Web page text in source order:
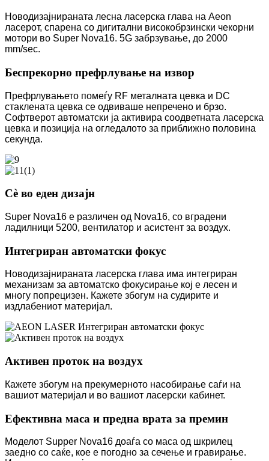
Новодизајнираната лесна ласерска глава на Aeon
ласерот, спарена со дигитални високобрзински чекорни
мотори во Super Nova16. 5G забрзување, до 2000
mm/sec.
Беспрекорно префрлување на извор
Префрлувањето помеѓу RF металната цевка и DC
стаклената цевка се одвиваше непречено и брзо.
Софтверот автоматски ја активира соодветната ласерска
цевка и позиција на огледалото за приближно половина
секунда.
Сè во еден дизајн
Super Nova16 е различен од Nova16, со вградени
ладилници 5200, вентилатор и асистент за воздух.
Интегриран автоматски фокус
Новодизајнираната ласерска глава има интегриран
механизам за автоматско фокусирање кој е лесен и
многу попрецизен. Кажете збогум на судирите и
издлабениот материјал.
Активен проток на воздух
Кажете збогум на прекумерното насобирање саѓи на
вашиот материјал и во вашиот ласерски кабинет.
Ефективна маса и предна врата за премин
Моделот Supper Nova16 доаѓа со маса од шкрилец
заедно со саќе, кое е погодно за сечење и гравирање.